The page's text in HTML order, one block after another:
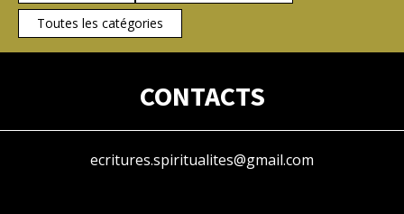
Toutes les catégories
CONTACTS
ecritures.spiritualites@gmail.com